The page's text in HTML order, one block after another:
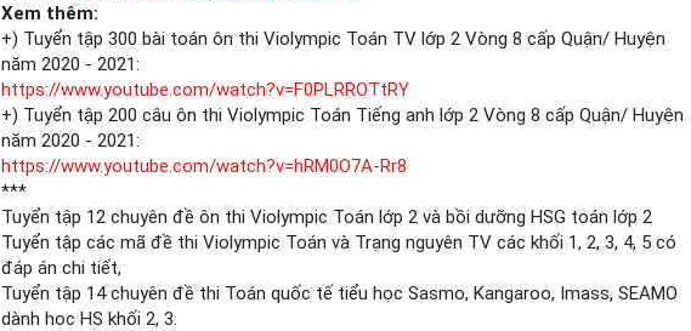
Xem thêm:
+) Tuyển tập 300 bài toán ôn thi Violympic Toán TV lớp 2 Vòng 8 cấp Quận/ Huyện
https://www.youtube.com/watch?v=F0PLRROTtRY
+) Tuyển tập 200 câu ôn thi Violympic Toán Tiếng anh lớp 2 Vòng 8 cấp Quận/ Huyện
https://www.youtube.com/watch?v=hRM0O7A-Rr8
***
Tuyển tập 12 chuyên đề ôn thi Violympic Toán lớp 2 và bồi dưỡng HSG toán lớp 2
Tuyển tập các mã đề thi Violympic Toán và Trạng nguyên TV các khối 1, 2, 3, 4, 5 có
đáp án chi tiết,
Tuyển tập 14 chuyên đề thi Toán quốc tế tiểu học Sasmo, Kangaroo, Imass, SEAMO
dành hoc HS khối 2, 3.